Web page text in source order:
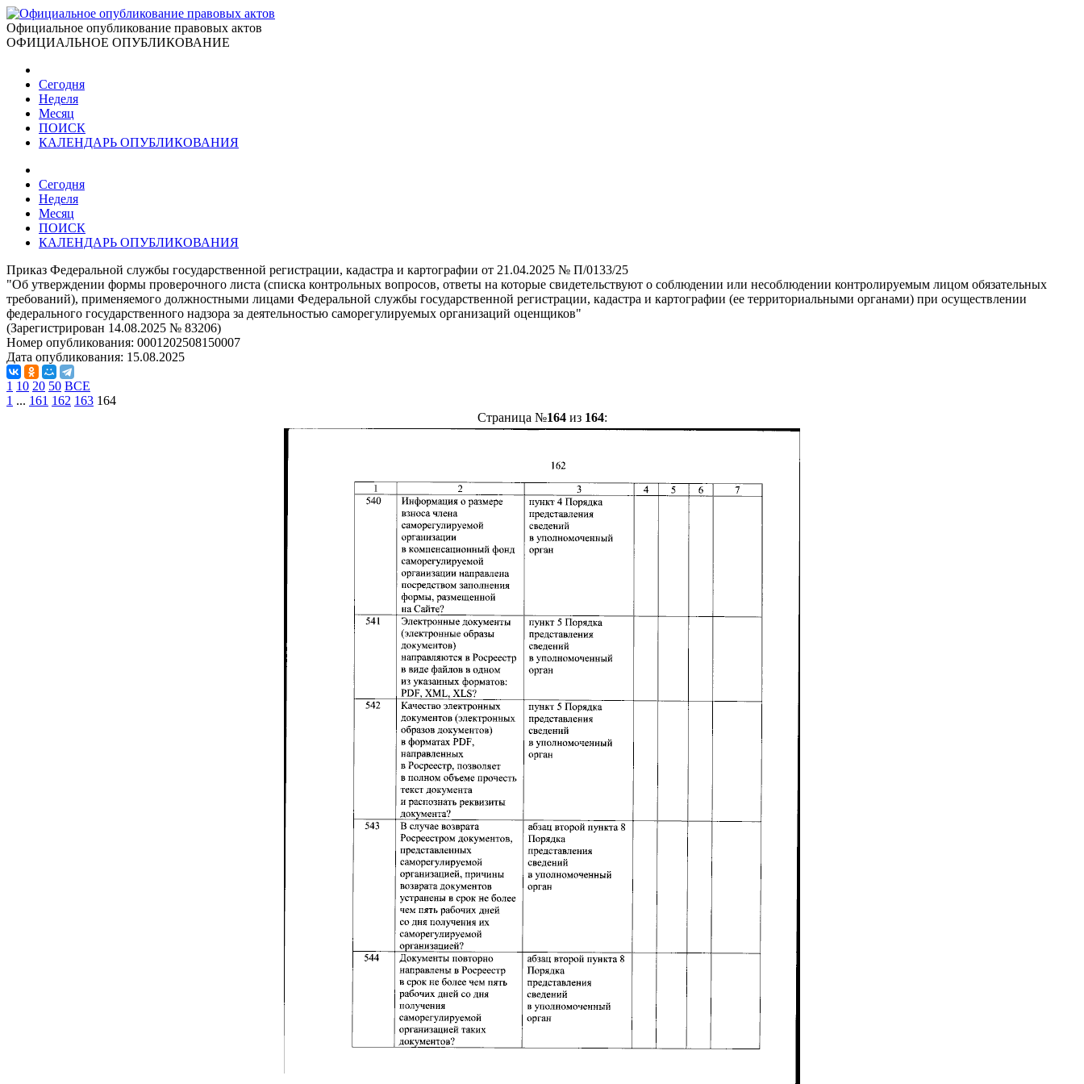
Официальное опубликование правовых актов
ОФИЦИАЛЬНОЕ ОПУБЛИКОВАНИЕ
Сегодня
Неделя
Месяц
ПОИСК
КАЛЕНДАРЬ ОПУБЛИКОВАНИЯ
Сегодня
Неделя
Месяц
ПОИСК
КАЛЕНДАРЬ ОПУБЛИКОВАНИЯ
Приказ Федеральной службы государственной регистрации, кадастра и картографии от 21.04.2025 № П/0133/25
"Об утверждении формы проверочного листа (списка контрольных вопросов, ответы на которые свидетельствуют о соблюдении или несоблюдении контролируемым лицом обязательных
требований), применяемого должностными лицами Федеральной службы государственной регистрации, кадастра и картографии (ее территориальными органами) при осуществлении
федерального государственного надзора за деятельностью саморегулируемых организаций оценщиков"
(Зарегистрирован 14.08.2025 № 83206)
Номер опубликования: 0001202508150007
Дата опубликования: 15.08.2025
1 10 20 50 ВСЕ
1 ... 161 162 163 164
Страница №164из 164: